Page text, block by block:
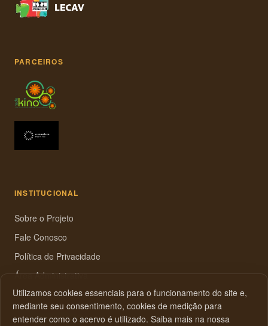
PARCEIROS
INSTITUCIONAL
Sobre o Projeto
Fale Conosco
Política de Privacidade
Área Administrativa
Avenida Pasteur, 250,
Utilizamos cookies essenciais para o funcionamento do site e,
mediante seu consentimento, cookies de medição para
entender como o acervo é utilizado. Saiba mais na nossa